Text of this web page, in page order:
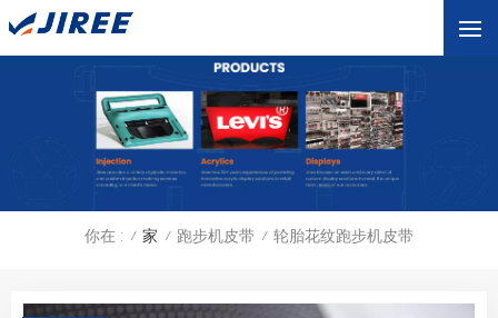
你在 : / 家 / 跑步机皮带 / 轮胎花纹跑步机皮带